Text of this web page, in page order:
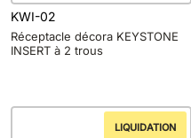
KWI-02
Réceptacle décora KEYSTONE
INSERT à 2 trous
LIQUIDATION